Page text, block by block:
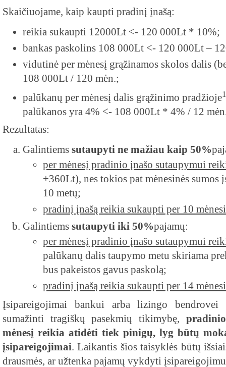
Skaičiuojame, kaip kaupti pradinį įnašą:
reikia sukaupti 12000Lt <- 120 000Lt * 10%;
bankas paskolins 108 000Lt <- 120 000Lt –
vidutinė per mėnesį grąžinamos skolos dalis
108 000Lt / 120 mėn.;
palūkanų per mėnesį dalis grąžinimo pradžioje1
palūkanos yra 4% <- 108 000Lt * 4% / 12
Rezultatas:
Galintiems sutaupyti ne mažiau kaip 50%
per mėnesį pradinio įnašo sutaupymui
+360Lt), nes tokios pat mėnesinės
10 metų;
pradinį įnašą reikia sukaupti per 10
Galintiems sutaupyti iki 50%pajamų:
per mėnesį pradinio įnašo sutaupymui
palūkanų dalis taupymo metu skiriama
bus pakeistos gavus paskolą;
pradinį įnašą reikia sukaupti per 14
Įsipareigojimai bankui arba lizingo
sumažinti tragiškų pasekmių tikimybę,
mėnesį reikia atidėti tiek pinigų, lyg būtų
įsipareigojimai. Laikantis šios taisyklės būtų
drausmės, ar užtenka pajamų vykdyti